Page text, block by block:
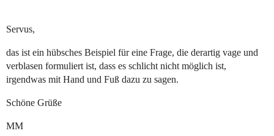
Servus,
das ist ein hübsches Beispiel für eine Frage, die derartig vage und
verblasen formuliert ist, dass es schlicht nicht möglich ist,
irgendwas mit Hand und Fuß dazu zu sagen.
Schöne Grüße
MM